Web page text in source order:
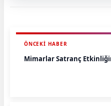
ÖNCEKI HABER
Mimarlar Satranç